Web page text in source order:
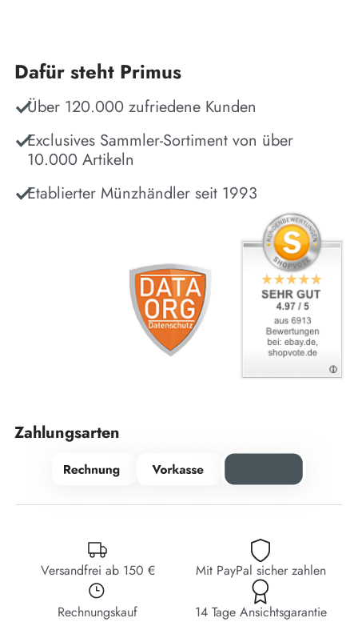
Dafür steht Primus
Über 120.000 zufriedene Kunden
Exclusives Sammler-Sortiment von über
10.000 Artikeln
Etablierter Münzhändler seit 1993
Zahlungsarten
Versandfrei ab 150 € Mit PayPal sicher zahlen
Rechnungskauf 14 Tage Ansichtsgarantie